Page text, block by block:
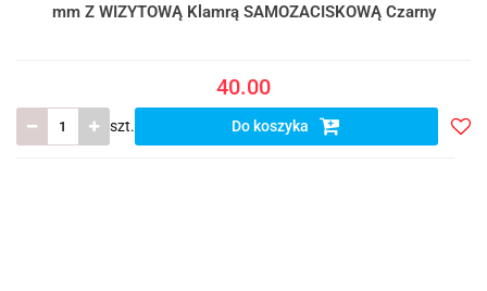
mm Z WIZYTOWĄ Klamrą SAMOZACISKOWĄ Czarny
40.00
szt. Do koszyka